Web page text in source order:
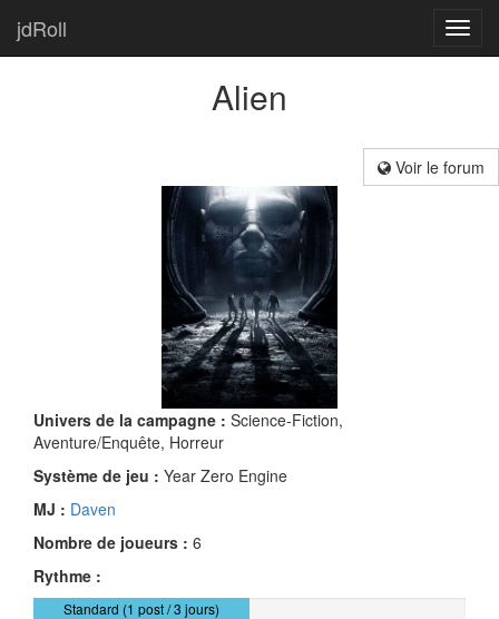
jdRoll
Alien
Voir le forum
Univers de la campagne : Science-Fiction,
Aventure/Enquête, Horreur
Système de jeu : Year Zero Engine
MJ : Daven
Nombre de joueurs : 6
Rythme :
Standard (1 post / 3 jours)